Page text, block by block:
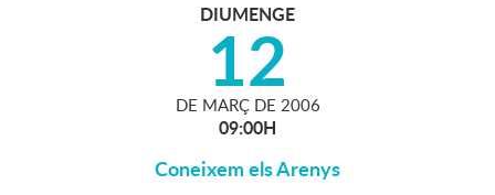
DIUMENGE
12
DE MARÇ DE 2006
09:00H
Coneixem els Arenys